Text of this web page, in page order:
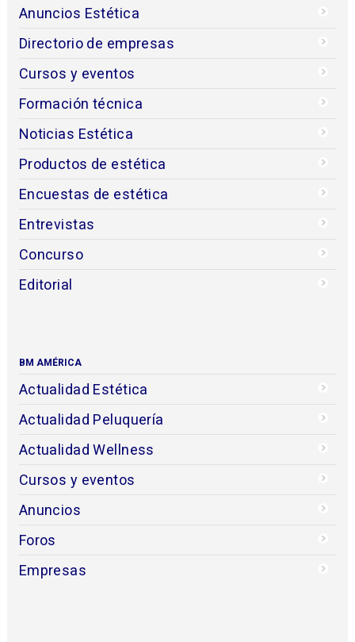
Anuncios Estética
Directorio de empresas
Cursos y eventos
Formación técnica
Noticias Estética
Productos de estética
Encuestas de estética
Entrevistas
Concurso
Editorial
BM AMÉRICA
Actualidad Estética
Actualidad Peluquería
Actualidad Wellness
Cursos y eventos
Anuncios
Foros
Empresas